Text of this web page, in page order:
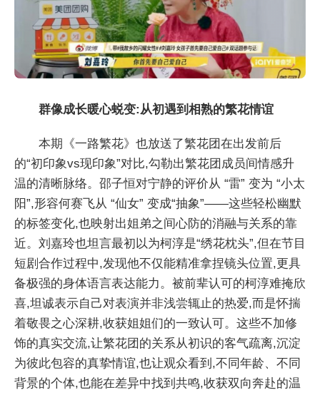
群像成长暖心蜕变:从初遇到相熟的繁花情谊
本期《一路繁花》也放送了繁花团在出发前后
的“初印象vs现印象”对比,勾勒出繁花团成员间情感升
温的清晰脉络。邵子恒对宁静的评价从 “雷” 变为 “小太
阳”,形容何赛飞从 “仙女” 变成“抽象”——这些轻松幽默
的标签变化,也映射出姐弟之间心防的消融与关系的靠
近。刘嘉玲也坦言最初以为柯淳是“绣花枕头”,但在节目
短剧合作过程中,发现他不仅能精准拿捏镜头位置,更具
备极强的身体语言表达能力。被前辈认可的柯淳难掩欣
喜,坦诚表示自己对表演并非浅尝辄止的热爱,而是怀揣
着敬畏之心深耕,收获姐姐们的一致认可。这些不加修
饰的真实交流,让繁花团的关系从初识的客气疏离,沉淀
为彼此包容的真挚情谊,也让观众看到,不同年龄、不同
背景的个体,也能在差异中找到共鸣,收获双向奔赴的温